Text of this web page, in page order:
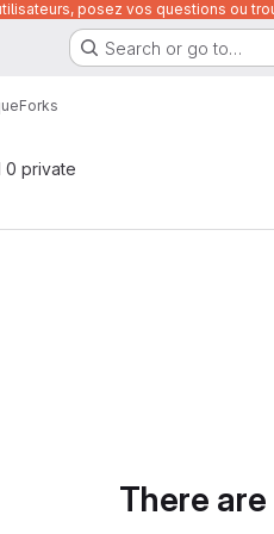
posez vos questions ou
Search or go to…
Forks
0 private
There